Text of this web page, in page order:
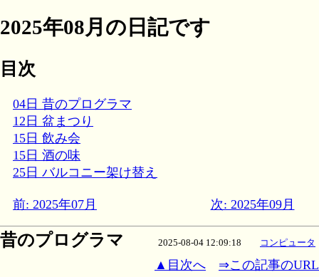
2025年08月の日記です
目次
04日 昔のプログラマ
12日 盆まつり
15日 飲み会
15日 酒の味
25日 バルコニー架け替え
前: 2025年07月 次: 2025年09月
昔のプログラマ 2025-08-04 12:09:18 コンピュータ
▲目次へ
⇒この記事のURL